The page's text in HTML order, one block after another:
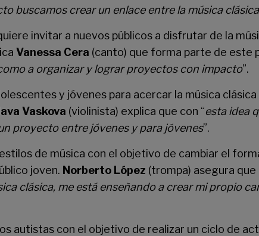
buscamos crear un enlace entre la música
invitar a nuevos públicos a disfrutar de la
Vanessa Cera (canto) que forma parte de este
a organizar y lograr proyectos con impacto”.
y jóvenes para acercar la música
Vaskova (violinista) explica que con “esta idea
proyecto entre jóvenes y para jóvenes”.
de música con el objetivo de cambiar el
joven. Norberto López (trompa) asegura que
clásica, me está enseñando a crear mi propio
autistas con el objetivo de realizar un ciclo de